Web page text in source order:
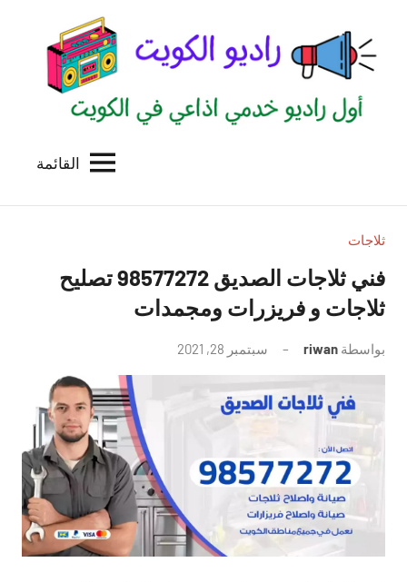
المحتوى
الكويت
للاعلانات
بالكويت
القائمة
ثلاجات
فني ثلاجات الصديق 98577272 تصليح
ثلاجات و فريزرات ومجمدات
بواسطة riwan سبتمبر 28, 2021
توجد
تعليقات